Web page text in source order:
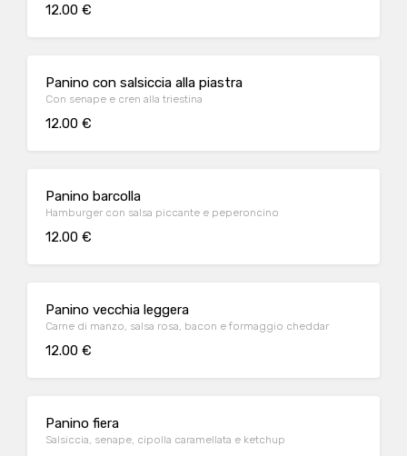
12.00 €
Panino con salsiccia alla piastra
Con senape e cren alla triestina
12.00 €
Panino barcolla
Hamburger con salsa piccante e peperoncino
12.00 €
Panino vecchia leggera
Carne di manzo, salsa rosa, bacon e formaggio cheddar
12.00 €
Panino fiera
Salsiccia, senape, cipolla caramellata e ketchup